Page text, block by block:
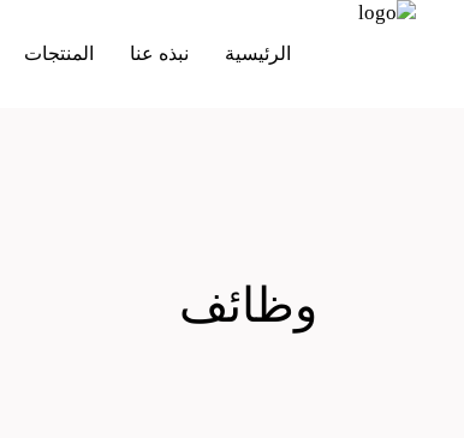
الرئيسية نبذه عنا المنتجات
وظائف